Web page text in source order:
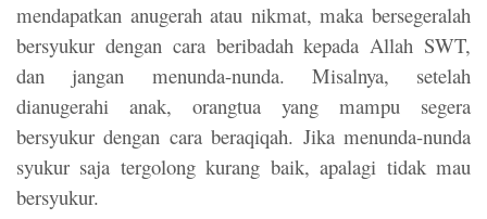
mendapatkan anugerah atau nikmat, maka bersegeralah
bersyukur dengan cara beribadah kepada Allah SWT,
dan jangan menunda-nunda. Misalnya, setelah
dianugerahi anak, orangtua yang mampu segera
bersyukur dengan cara beraqiqah. Jika menunda-nunda
syukur saja tergolong kurang baik, apalagi tidak mau
bersyukur.